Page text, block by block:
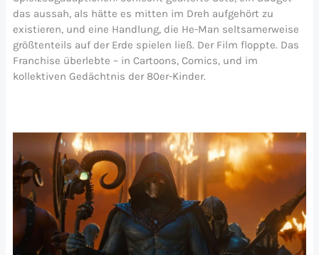
das aussah, als hätte es mitten im Dreh aufgehört zu
existieren, und eine Handlung, die He-Man seltsamerweise
größtenteils auf der Erde spielen ließ. Der Film floppte. Das
Franchise überlebte – in Cartoons, Comics, und im
kollektiven Gedächtnis der 80er-Kinder.